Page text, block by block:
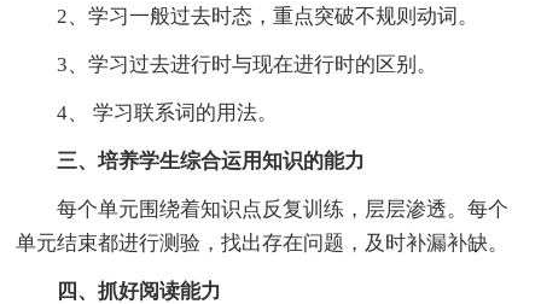
2、学习一般过去时态，重点突破不规则动词。
3、学习过去进行时与现在进行时的区别。
4、 学习联系词的用法。
三、培养学生综合运用知识的能力
每个单元围绕着知识点反复训练，层层渗透。每个
单元结束都进行测验，找出存在问题，及时补漏补缺。
四、抓好阅读能力